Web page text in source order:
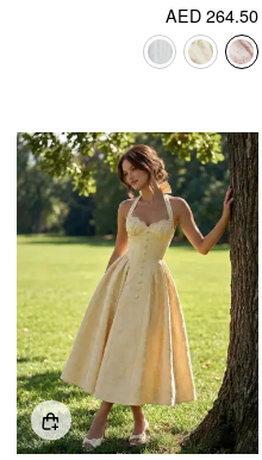
AED 264.50